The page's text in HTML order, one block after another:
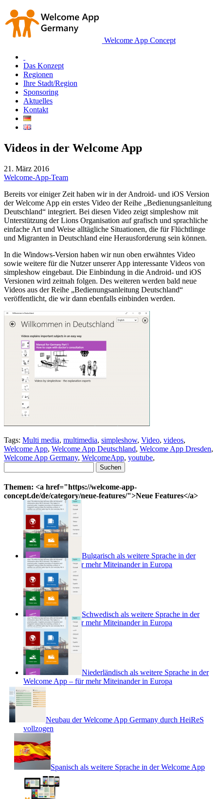
Welcome App Concept
Das Konzept
Regionen
Ihre Stadt/Region
Sponsoring
Aktuelles
Kontakt
Videos in der Welcome App
21. März 2016
Welcome-App-Team
Bereits vor einiger Zeit haben wir in der Android- und iOS Version
der Welcome App ein erstes Video der Reihe „Bedienungsanleitung
Deutschland“ integriert. Bei diesen Video zeigt simpleshow mit
Unterstützung der Lions Organisation auf grafisch und sprachliche
einfache Art und Weise alltägliche Situationen, die für Flüchtlinge
und Migranten in Deutschland eine Herausforderung sein können.
In die Windows-Version haben wir nun oben erwähntes Video
sowie weitere für die Nutzer unserer App interessante Videos von
simpleshow eingebaut. Die Einbindung in die Android- und iOS
Versionen wird zeitnah folgen. Des weiteren werden bald neue
Videos aus der Reihe „Bedienungsanleitung Deutschland“
veröffentlicht, die wir dann ebenfalls einbinden werden.
Tags: Multi media, multimedia, simpleshow, Video, videos,
Welcome App, Welcome App Deutschland, Welcome App Dresden,
Welcome App Germany, WelcomeApp, youtube,
nach:
Themen: <a href="https://welcome-app-
concept.de/de/category/neue-features/">Neue Features</a>
Bulgarisch als weitere Sprache in der
Welcome App – für mehr Miteinander in Europa
Schwedisch als weitere Sprache in der
Welcome App – für mehr Miteinander in Europa
Niederländisch als weitere Sprache in der
Welcome App – für mehr Miteinander in Europa
Neubau der Welcome App Germany durch HeiReS
vollzogen
Spanisch als weitere Sprache in der Welcome App